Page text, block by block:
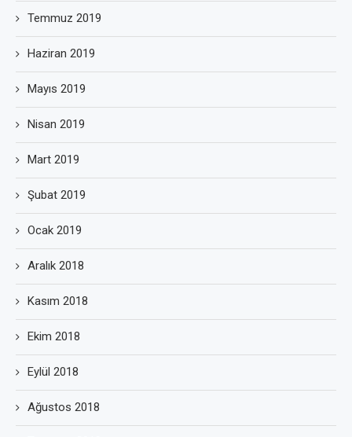
Temmuz 2019
Haziran 2019
Mayıs 2019
Nisan 2019
Mart 2019
Şubat 2019
Ocak 2019
Aralık 2018
Kasım 2018
Ekim 2018
Eylül 2018
Ağustos 2018